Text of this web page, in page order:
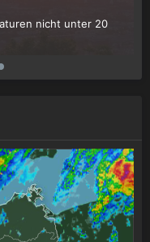
nicht unter 20